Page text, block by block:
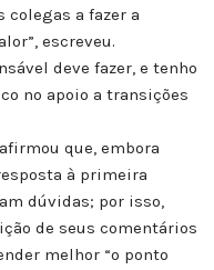
colegas a fazer a
escreveu.
deve fazer, e tenho
no apoio a transições
que, embora
à primeira
dúvidas; por isso,
de seus comentários
melhor “o ponto